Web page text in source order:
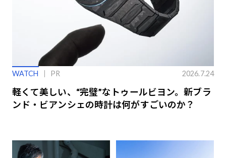
WATCH PR 2026.7.24
軽くて美しい、“完璧”なトゥールビヨン。新ブラ
ンド・ビアンシェの時計は何がすごいのか？